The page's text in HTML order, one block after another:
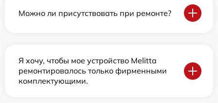
Можно ли присутствовать при ремонте?
Я хочу, чтобы мое устройство Melitta
ремонтировалось только фирменными
комплектующими.